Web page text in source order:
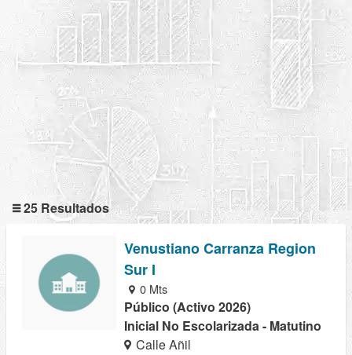
25 Resultados
Venustiano Carranza Region
Sur I
0 Mts
Público (Activo 2026)
Inicial No Escolarizada - Matutino
Calle Añil